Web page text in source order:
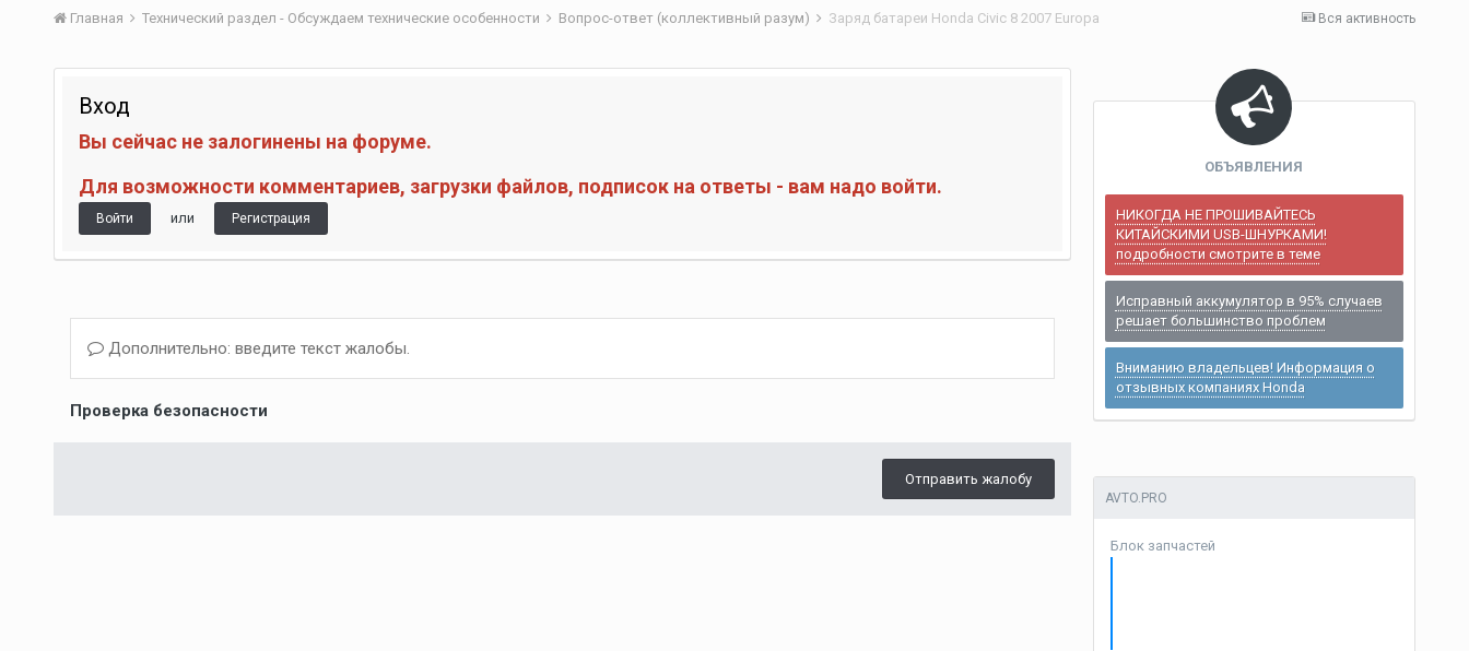
Вся активность
Главная Технический раздел - Обсуждаем технические особенности Вопрос-ответ (коллективный разум) Заряд батареи Honda Civic 8 2007 Europa
Вход
Вы сейчас не залогинены на форуме.
Для возможности комментариев, загрузки файлов, подписок на ответы - вам надо войти.
Войти или Регистрация
Дополнительно: введите текст жалобы.
Проверка безопасности
Отправить жалобу
ОБЪЯВЛЕНИЯ
НИКОГДА НЕ ПРОШИВАЙТЕСЬ
КИТАЙСКИМИ USB-ШНУРКАМИ!
подробности смотрите в теме
Исправный аккумулятор в 95% случаев
решает большинство проблем
Вниманию владельцев! Информация о
отзывных компаниях Honda
AVTO.PRO
Блок запчастей